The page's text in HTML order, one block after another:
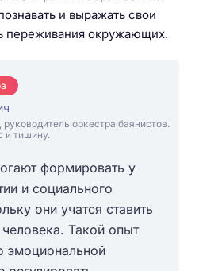
и выражать свои
переживания окружающих.
оркестра баянистов.
и тишину.
формировать у
и социального
они учатся ставить
Такой опыт
эмоциональной